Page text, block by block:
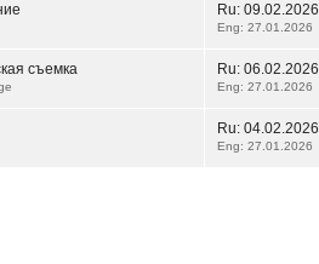
Ru: 09.02.2026
Eng: 27.01.2026
съемка Ru: 06.02.2026
Eng: 27.01.2026
Ru: 04.02.2026
Eng: 27.01.2026